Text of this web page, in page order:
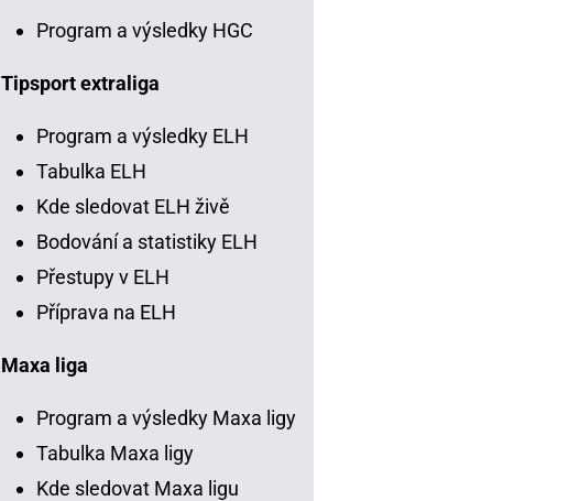
Program a výsledky HGC
Tipsport extraliga
Program a výsledky ELH
Tabulka ELH
Kde sledovat ELH živě
Bodování a statistiky ELH
Přestupy v ELH
Příprava na ELH
Maxa liga
Program a výsledky Maxa ligy
Tabulka Maxa ligy
Kde sledovat Maxa ligu